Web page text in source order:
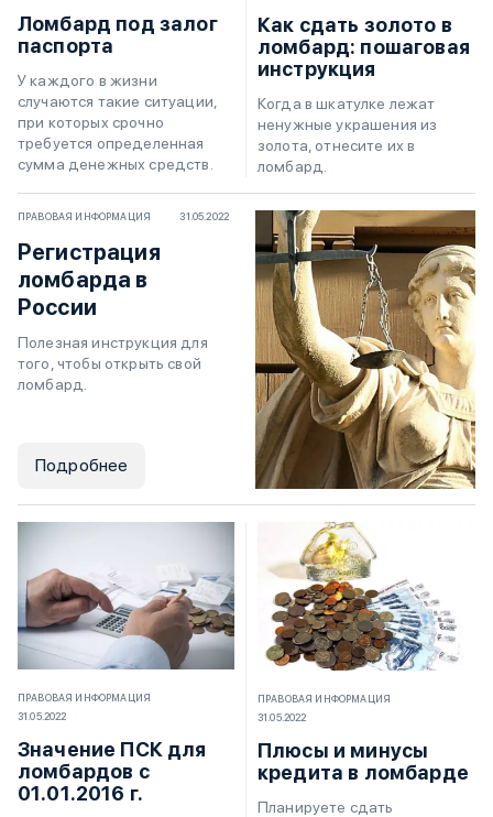
Ломбард под залог
паспорта
У каждого в жизни
случаются такие ситуации,
при которых срочно
требуется определенная
сумма денежных средств.
Как сдать золото в
ломбард: пошаговая
инструкция
Когда в шкатулке лежат
ненужные украшения из
золота, отнесите их в
ломбард.
ПРАВОВАЯ ИНФОРМАЦИЯ 31.05.2022
Регистрация
ломбарда в
России
Полезная инструкция для
того, чтобы открыть свой
ломбард.
Подробнее
ПРАВОВАЯ ИНФОРМАЦИЯ
31.05.2022
Значение ПСК для
ломбардов с
01.01.2016 г.
ПРАВОВАЯ ИНФОРМАЦИЯ
31.05.2022
Плюсы и минусы
кредита в ломбарде
Планируете сдать